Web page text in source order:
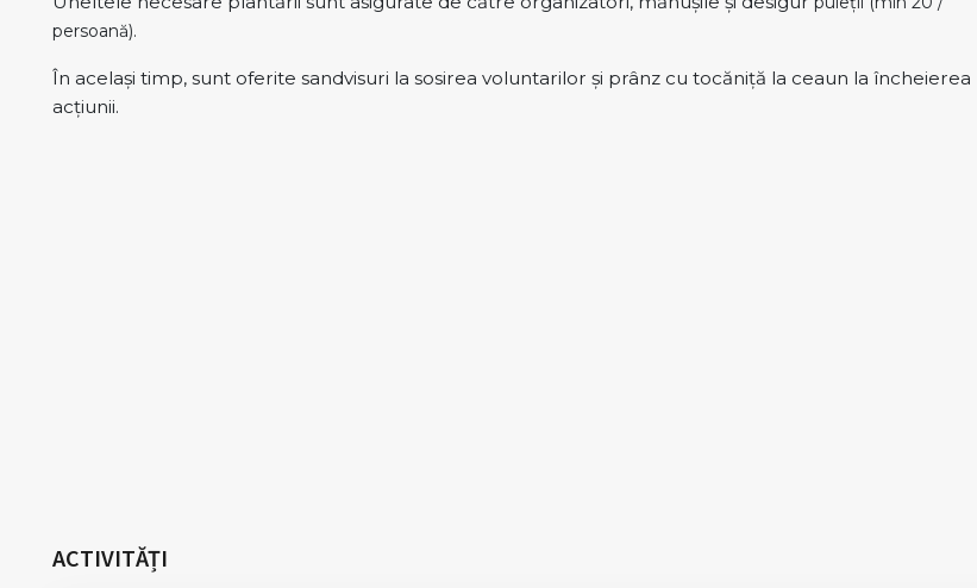
persoană).
În același timp, sunt oferite sandvisuri la sosirea voluntarilor și prânz cu tocăniță la ceaun la încheierea
acțiunii.
ACTIVITĂȚI